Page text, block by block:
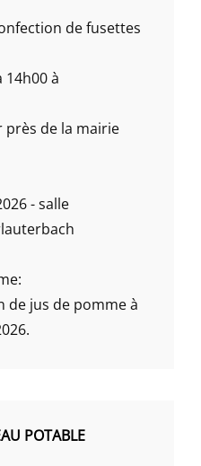
de fusettes
14h00 à
près de la mairie
- salle
de jus de pomme à
POTABLE